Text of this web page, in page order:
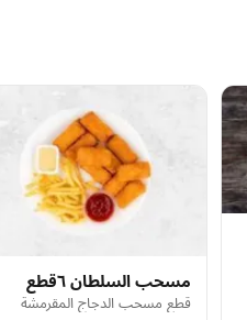
مسحب السلطان ٦قطع
قطع مسحب الدجاج المقرمشة